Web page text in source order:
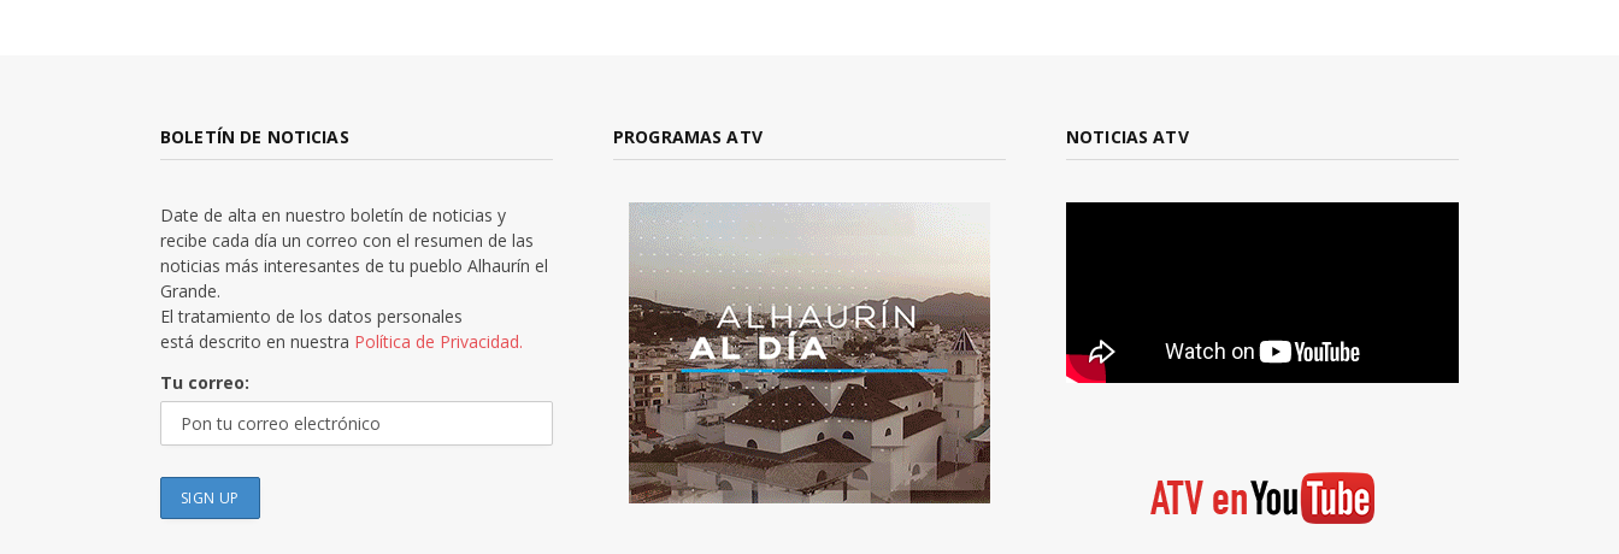
BOLETÍN DE NOTICIAS
Date de alta en nuestro boletín de noticias y
recibe cada día un correo con el resumen de las
noticias más interesantes de tu pueblo Alhaurín el
Grande.
El tratamiento de los datos personales
está descrito en nuestra Política de Privacidad.
Tu correo:
PROGRAMAS ATV NOTICIAS ATV